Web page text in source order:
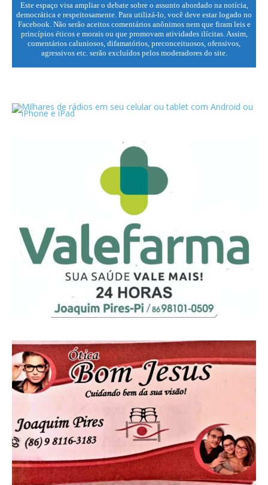
Este espaço visa ampliar o debate sobre o assunto abordado na notícia,
democrática e respeitosamente. Para utilizá-lo, você deve estar logado no
Facebook. Não serão aceitos comentários anônimos nem que firam leis e
princípios éticos e morais ou que promovam atividades ilícitas. Assim,
comentários caluniosos, difamatórios, preconceituosos, ofensivos,
agressivos etc. serão excluídos pelos moderadores do site.